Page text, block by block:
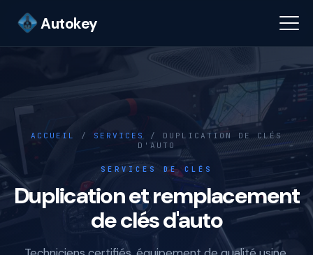
Autokey
ACCUEIL / SERVICES
/ DUPLICATION DE CLÉS
D'AUTO
SERVICES DE CLÉS
Duplication et remplacement
de clés d'auto